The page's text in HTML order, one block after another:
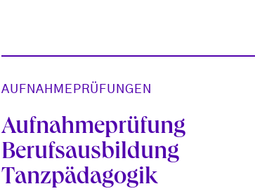
AUFNAHMEPRÜFUNGEN
Aufnahmeprüfung
Berufsausbildung
Tanzpädagogik